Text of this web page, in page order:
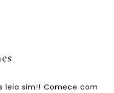
leia sim!! Comece com